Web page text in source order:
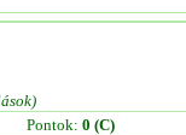
Pontok: 0 (C)